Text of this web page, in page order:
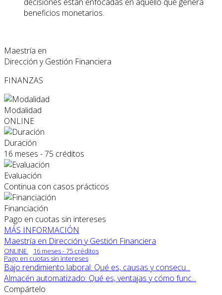
beneficios monetarios.
Maestría en
Dirección y Gestión Financiera
FINANZAS
Modalidad
ONLINE
Duración
16 meses - 75 créditos
Evaluación
Continua con casos prácticos
Financiación
Pago en cuotas sin intereses
MÁS INFORMACIÓN
Maestría en Dirección y Gestión Financiera
ONLINE
16 meses - 75 créditos
Pago en cuotas sin intereses
Bajo rendimiento laboral: Qué es, causas y consecu...
Almacén automatizado: Qué es, ventajas y cómo func...
Compártelo